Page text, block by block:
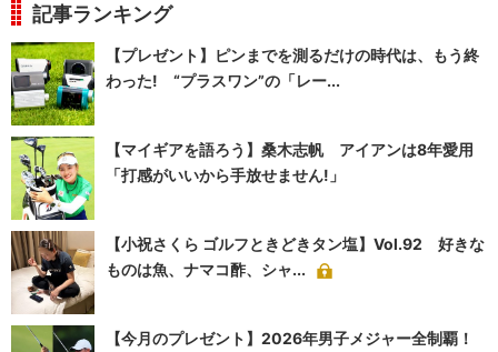
記事ランキング
【プレゼント】ピンまでを測るだけの時代は、もう終
わった! “プラスワン”の「レー...
【マイギアを語ろう】桑木志帆 アイアンは8年愛用
「打感がいいから手放せません!」
【小祝さくら ゴルフときどきタン塩】Vol.92 好きな
ものは魚、ナマコ酢、シャ...
【今月のプレゼント】2026年男子メジャー全制覇！